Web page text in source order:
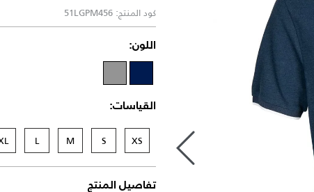
كود المنتج: 51LGPM456
اللون:
القياسات:
XS
S
M
L
تفاصيل المنتج